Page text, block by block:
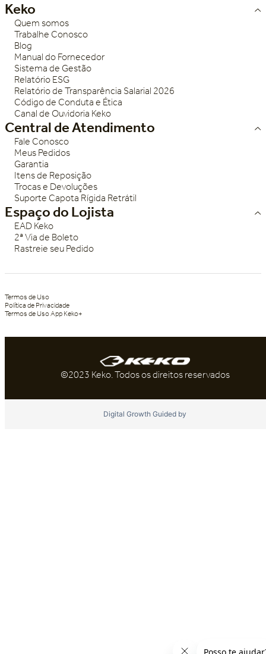
Keko
Quem somos
Trabalhe Conosco
Blog
Manual do Fornecedor
Sistema de Gestão
Relatório ESG
Relatório de Transparência Salarial 2026
Código de Conduta e Ética
Canal de Ouvidoria Keko
Central de Atendimento
Fale Conosco
Meus Pedidos
Garantia
Itens de Reposição
Trocas e Devoluções
Suporte Capota Rígida Retrátil
Espaço do Lojista
EAD Keko
2ª Via de Boleto
Rastreie seu Pedido
Termos de Uso
Política de Privacidade
Termos de Uso App Keko+
©2023 Keko. Todos os direitos reservados
Digital Growth Guided by